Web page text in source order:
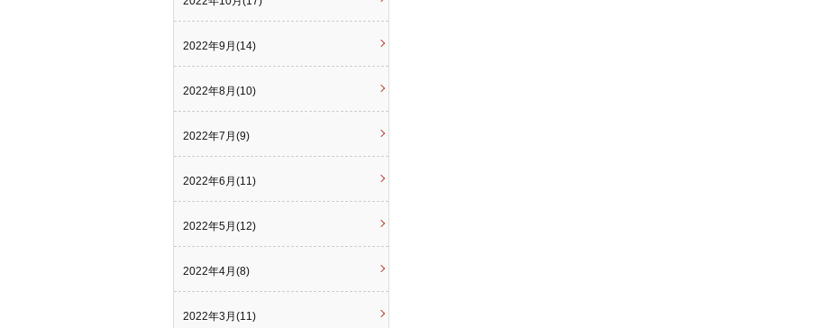
2022年9月(14)
2022年8月(10)
2022年7月(9)
2022年6月(11)
2022年5月(12)
2022年4月(8)
2022年3月(11)